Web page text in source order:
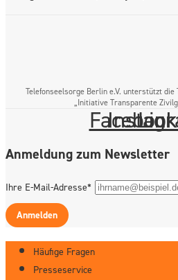
Telefonseelsorge Berlin e.V. unterstützt
„Initiative Transparente
Facebook
Anmeldung zum Newsletter
Ihre E-Mail-Adresse*
Anmelden
Häufige Fragen
Presseservice